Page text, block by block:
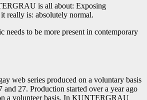
is all about: Exposing
really is: absolutely normal.
needs to be more present in contemporary
web series produced on a voluntary basis
and 27. Production started over a year ago
a volunteer basis. In KUNTERGRAU